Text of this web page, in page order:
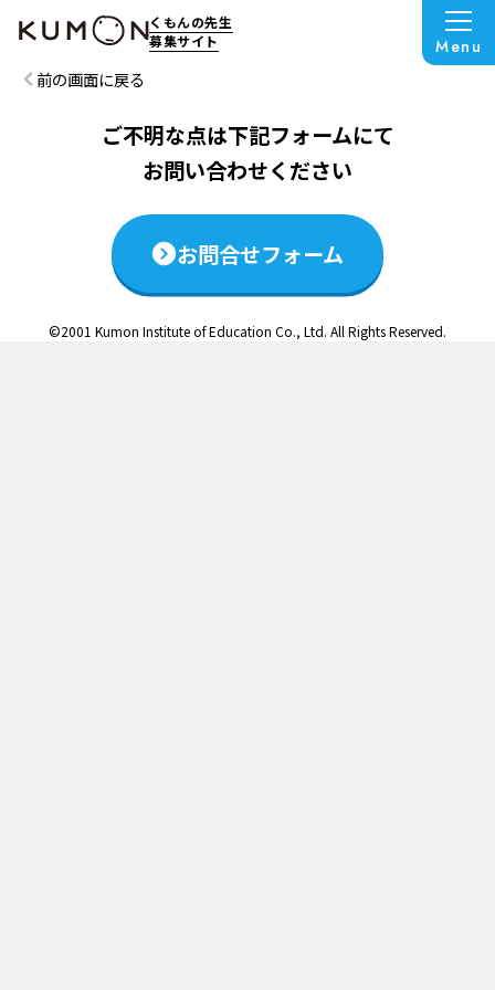
くもんの先生
募集サイト
Menu
この説明会は終了いたしました
前の画面に戻る
ご不明な点は下記フォームにて
お問い合わせください
お問合せフォーム
©2001 Kumon Institute of Education Co., Ltd. All Rights Reserved.